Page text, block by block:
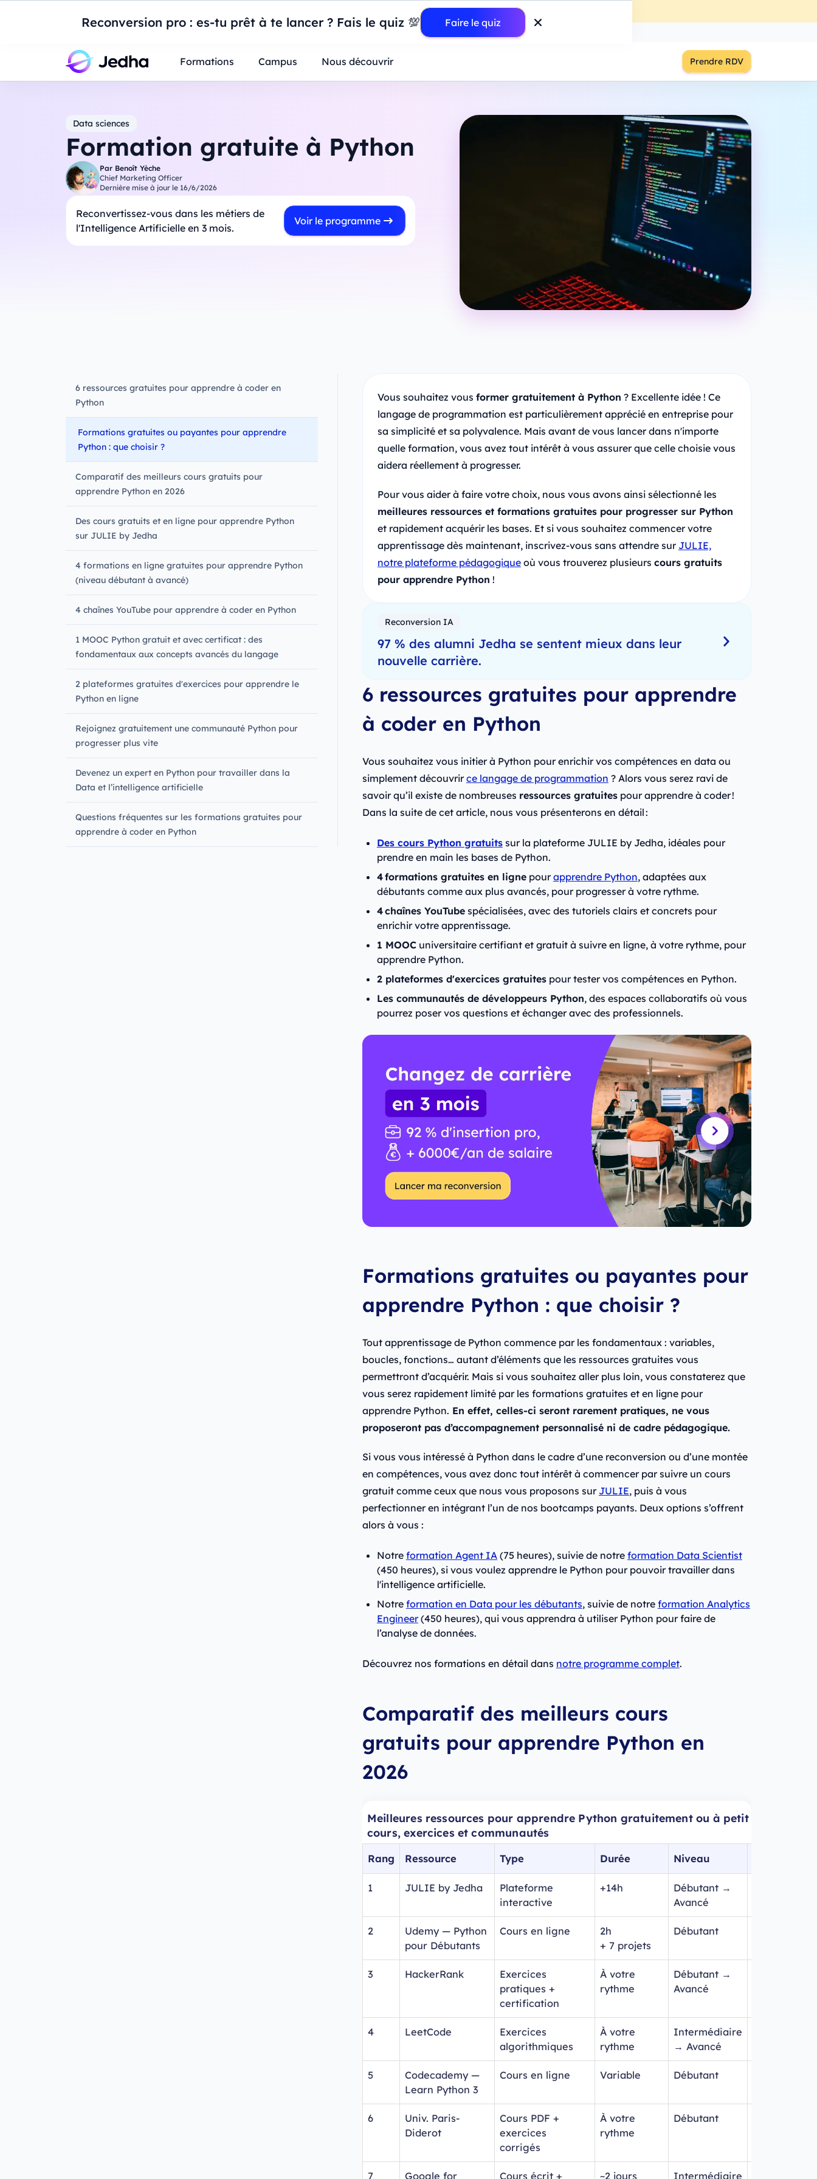
Reconversion pro : es-tu prêt à te lancer ? Fais le quiz 💯 Faire le quiz
Introduction à Power BI : construisez votre premier dashboard de A à Z-Mardi
Étudiants Parents
Formations Campus Nous découvrir Prendre RDV
Data sciences
Formation gratuite à Python
Par Benoît Yèche
Chief Marketing Officer
Dernière mise à jour le 16/6/2026
Reconvertissez-vous dans les métiers de
l'Intelligence Artificielle en 3 mois.
Voir le programme
6 ressources gratuites pour apprendre à coder en
Python
Formations gratuites ou payantes pour apprendre
Python : que choisir ?
Comparatif des meilleurs cours gratuits pour
apprendre Python en 2026
Des cours gratuits et en ligne pour apprendre Python
sur JULIE by Jedha
4 formations en ligne gratuites pour apprendre Python
(niveau débutant à avancé)
4 chaînes YouTube pour apprendre à coder en Python
1 MOOC Python gratuit et avec certificat : des
fondamentaux aux concepts avancés du langage
2 plateformes gratuites d'exercices pour apprendre le
Python en ligne
Rejoignez gratuitement une communauté Python pour
progresser plus vite
Devenez un expert en Python pour travailler dans la
Data et l’intelligence artificielle
Questions fréquentes sur les formations gratuites pour
apprendre à coder en Python
Vous souhaitez vous former gratuitement à Python ? Excellente idée ! Ce
langage de programmation est particulièrement apprécié en entreprise pour
sa simplicité et sa polyvalence. Mais avant de vous lancer dans n'importe
quelle formation, vous avez tout intérêt à vous assurer que celle choisie vous
aidera réellement à progresser.
Pour vous aider à faire votre choix, nous vous avons ainsi sélectionné les
meilleures ressources et formations gratuites pour progresser sur Python
et rapidement acquérir les bases. Et si vous souhaitez commencer votre
apprentissage dès maintenant, inscrivez-vous sans attendre sur JULIE,
notre plateforme pédagogiqueoù vous trouverez plusieurs cours gratuits
pour apprendre Python !
Reconversion IA
97 % des alumni Jedha se sentent mieux dans leur
nouvelle carrière.
6 ressources gratuites pour apprendre
à coder en Python
Vous souhaitez vous initier à Python pour enrichir vos compétences en data ou
simplement découvrirce langage de programmation ? Alors vous serez ravi de
savoir qu’il existe de nombreuses ressources gratuitespour apprendre à coder !
Dans la suite de cet article, nous vous présenterons en détail :
Des cours Python gratuitssur la plateforme JULIE by Jedha, idéales pour
prendre en main les bases de Python.
4 formations gratuites en lignepourapprendre Python, adaptées aux
débutants comme aux plus avancés, pour progresser à votre rythme.
4 chaînes YouTubespécialisées, avec des tutoriels clairs et concrets pour
enrichir votre apprentissage.
1 MOOCuniversitaire certifiant et gratuit à suivre en ligne, à votre rythme, pour
apprendre Python.
2 plateformes d'exercices gratuitespour tester vos compétences en Python.
Les communautés de développeurs Python, des espaces collaboratifs où vous
pourrez poser vos questions et échanger avec des professionnels.
Formations gratuites ou payantes pour
apprendre Python : que choisir ?
Tout apprentissage de Python commence par les fondamentaux : variables,
boucles, fonctions… autant d’éléments que les ressources gratuites vous
permettront d’acquérir. Mais si vous souhaitez aller plus loin, vous constaterez que
vous serez rapidement limité par les formations gratuites et en ligne pour
apprendre Python. En effet, celles-ci seront rarement pratiques, ne vous
proposeront pas d’accompagnement personnalisé ni de cadre pédagogique.
Si vous vous intéressé à Python dans le cadre d’une reconversion ou d’une montée
en compétences, vous avez donc tout intérêt à commencer par suivre un cours
gratuit comme ceux que nous vous proposons sur JULIE, puis à vous
perfectionner en intégrant l’un de nos bootcamps payants. Deux options s’offrent
alors à vous :
Notre formation Agent IA(75 heures), suivie de notre formation Data Scientist
(450 heures), si vous voulez apprendre le Python pour pouvoir travailler dans
l'intelligence artificielle.
Notre formation en Data pour les débutants, suivie de notre formation Analytics
Engineer(450 heures), qui vous apprendra à utiliser Python pour faire de
l’analyse de données.
Découvrez nos formations en détail dans notre programme complet.
Comparatif des meilleurs cours
gratuits pour apprendre Python en
2026
Meilleures ressources pour apprendre Python gratuitement ou à petit prix :
cours, exercices et communautés
Rang Ressource Type Durée Niveau
1 JULIE by Jedha
Plateforme
interactive
+14h
Débutant →
Avancé
2
Udemy — Python
pour Débutants
Cours en ligne
2h
+ 7 projets
Débutant
3 HackerRank
Exercices
pratiques +
certification
À votre
rythme
Débutant →
Avancé
4 LeetCode
Exercices
algorithmiques
À votre
rythme
Intermédiaire
→ Avancé
5
Codecademy —
Learn Python 3
Cours en ligne Variable Débutant
6
Univ. Paris-
Diderot
Cours PDF +
exercices
corrigés
À votre
rythme
Débutant
7 Google for Cours écrit + ~2 jours Intermédiaire